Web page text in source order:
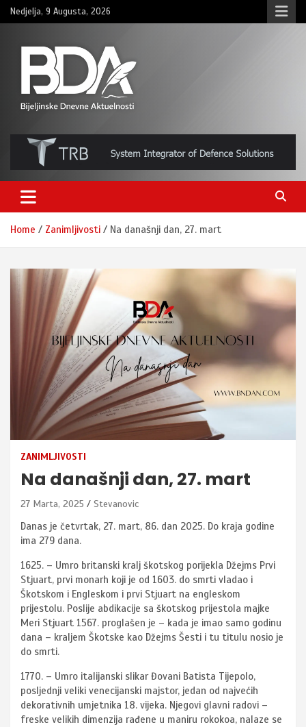
Skip
to
Nedjelja, 9 Augusta, 2026
BNDAN.com
Home Zanimljivosti Na današnji dan, 27. mart
ZANIMLJIVOSTI
Na današnji dan, 27. mart
27 Marta, 2025 Stevanovic
Danas je četvrtak, 27. mart, 86. dan 2025. Do kraja godine
ima 279 dana.
1625. – Umro britanski kralj škotskog porijekla Džejms Prvi
Stjuart, prvi monarh koji je od 1603. do smrti vladao i
Škotskom i Engleskom i prvi Stjuart na engleskom
prijestolu. Poslije abdikacije sa škotskog prijestola majke
Meri Stjuart 1567. proglašen je – kada je imao samo godinu
dana – kraljem Škotske kao Džejms Šesti i tu titulu nosio je
do smrti.
1770. – Umro italijanski slikar Đovani Batista Tijepolo,
posljednji veliki venecijanski majstor, jedan od najvećih
dekorativnih umjetnika 18. vijeka. Njegovi glavni radovi –
freske velikih dimenzija rađene u maniru rokokoa, nalaze se